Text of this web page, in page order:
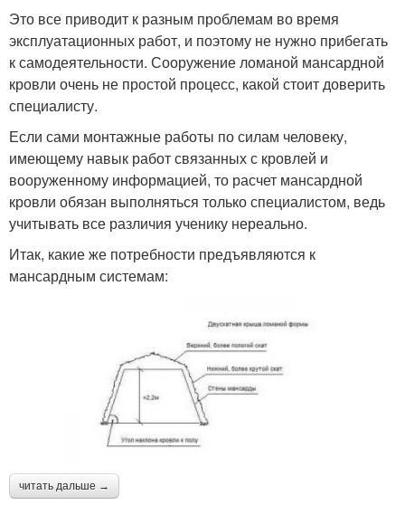
Это все приводит к разным проблемам во время
эксплуатационных работ, и поэтому не нужно прибегать
к самодеятельности. Сооружение ломаной мансардной
кровли очень не простой процесс, какой стоит доверить
специалисту.
Если сами монтажные работы по силам человеку,
имеющему навык работ связанных с кровлей и
вооруженному информацией, то расчет мансардной
кровли обязан выполняться только специалистом, ведь
учитывать все различия ученику нереально.
Итак, какие же потребности предъявляются к
мансардным системам:
читать дальше →